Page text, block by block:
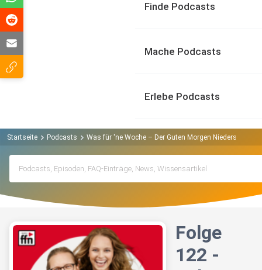
Finde Podcasts
Mache Podcasts
Erlebe Podcasts
Startseite Podcasts Was für 'ne Woche – Der Guten Morgen
Folge
122 -